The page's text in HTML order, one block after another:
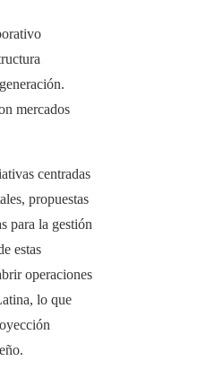
mercados
centradas
propuestas
para la gestión
estas
operaciones
lo que